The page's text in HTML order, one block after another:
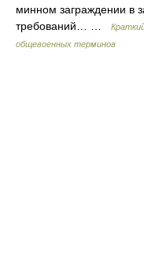
минном заграждении в
требований… …
общевоенных терминов